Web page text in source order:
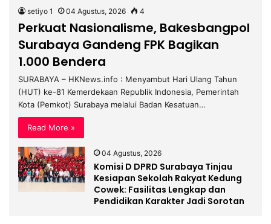
setiyo 1 04 Agustus, 2026 4
Perkuat Nasionalisme, Bakesbangpol
Surabaya Gandeng FPK Bagikan
1.000 Bendera
SURABAYA – HKNews.info : Menyambut Hari Ulang Tahun
(HUT) ke-81 Kemerdekaan Republik Indonesia, Pemerintah
Kota (Pemkot) Surabaya melalui Badan Kesatuan…
Read More »
04 Agustus, 2026
Komisi D DPRD Surabaya Tinjau
Kesiapan Sekolah Rakyat Kedung
Cowek: Fasilitas Lengkap dan
Pendidikan Karakter Jadi Sorotan